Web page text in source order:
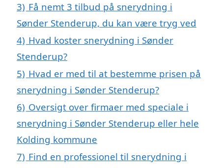
3) Få nemt 3 tilbud på snerydning i
Sønder Stenderup, du kan være tryg ved
4) Hvad koster snerydning i Sønder
Stenderup?
5) Hvad er med til at bestemme prisen på
snerydning i Sønder Stenderup?
6) Oversigt over firmaer med speciale i
snerydning i Sønder Stenderup eller hele
Kolding kommune
7) Find en professionel til snerydning i